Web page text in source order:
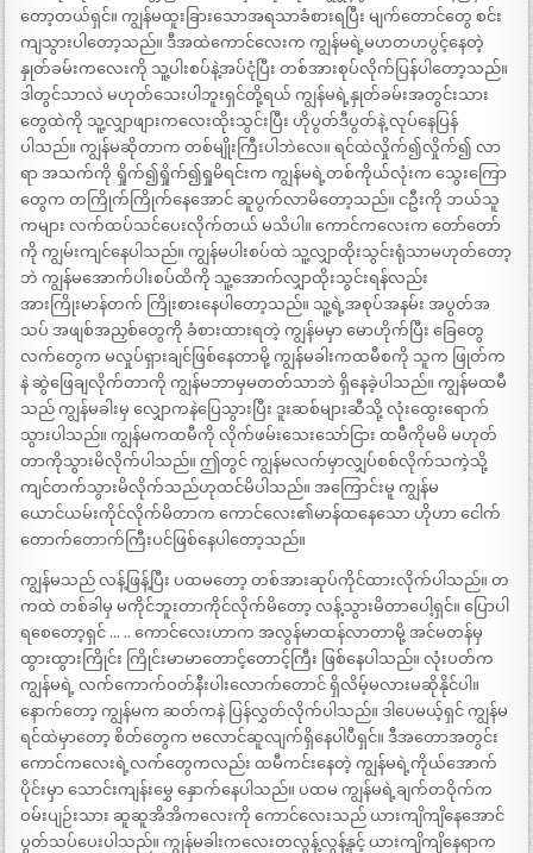
တော့တယ်ရှင်။ ကျွန်မထူးခြားသောအရသာခံစားရပြီး မျက်တောင်တွေ စင်း
ကျသွားပါတော့သည်။ ဒီအထဲကောင်လေးက ကျွန်မရဲ့မဟတဟပွင့်နေတဲ့
နှုတ်ခမ်းကလေးကို သူ့ပါးစပ်နဲ့အပ်ငုံပြီး တစ်အားစုပ်လိုက်ပြန်ပါတော့သည်။
ဒါတွင်သာလဲ မဟုတ်သေးပါဘူးရှင်တို့ရယ် ကျွန်မရဲ့နှုတ်ခမ်းအတွင်းသား
တွေထဲကို သူ့လျှာဖျားကလေးထိုးသွင်းပြီး ဟိုပွတ်ဒီပွတ်နဲ့ လုပ်နေပြန်
ပါသည်။ ကျွန်မဆိုတာက တစ်မျိုးကြီးပါဘဲလေ။ ရင်ထဲလှိုက်၍လှိုက်၍ လာ
ရာ အသက်ကို ရှိုက်၍ရှိုက်၍ရှုမိရင်းက ကျွန်မရဲ့တစ်ကိုယ်လုံးက သွေးကြော
တွေက တကြိုက်ကြိုက်နေအောင် ဆူပွက်လာမိတော့သည်။ ငဦးကို ဘယ်သူ
ကများ လက်ထပ်သင်ပေးလိုက်တယ် မသိပါ။ ကောင်ကလေးက တော်တော်
ကို ကျွမ်းကျင်နေပါသည်။ ကျွန်မပါးစပ်ထဲ သူ့လျှာထိုးသွင်းရုံသာမဟုတ်တော့
ဘဲ ကျွန်မအောက်ပါးစပ်ထိကို သူ့အောက်လျှာထိုးသွင်းရန်လည်း
အားကြိုးမာန်တက် ကြိုးစားနေပါတော့သည်။ သူ့ရဲ့အစုပ်အနမ်း အပွတ်အ
သပ် အဖျစ်အညှစ်တွေကို ခံစားထားရတဲ့ ကျွန်မမှာ မောဟိုက်ပြီး ခြေတွေ
လက်တွေက မလှုပ်ရှားချင်ဖြစ်နေတာမို့ ကျွန်မခါးကထမီစကို သူက ဖြုတ်က
နဲ ဆွဲဖြေချလိုက်တာကို ကျွန်မဘာမှမတတ်သာဘဲ ရှိနေခဲ့ပါသည်။ ကျွန်မထမီ
သည် ကျွန်မခါးမှ လျှောကနဲပြေသွားပြီး ဒူးဆစ်များဆီသို့ လုံးထွေးရောက်
သွားပါသည်။ ကျွန်မကထမီကို လိုက်ဖမ်းသေးသော်ငြား ထမီကိုမမိ မဟုတ်
တာကိုသွားမိလိုက်ပါသည်။ ဤတွင် ကျွန်မလက်မှာလျှပ်စစ်လိုက်သကဲ့သို့
ကျင်တက်သွားမိလိုက်သည်ဟုထင်မိပါသည်။ အကြောင်းမူ ကျွန်မ
ယောင်ယမ်းကိုင်လိုက်မိတာက ကောင်လေး၏မာန်ထနေသော ဟိုဟာ ငေါက်
တောက်တောက်ကြီးပင်ဖြစ်နေပါတော့သည်။
ကျွန်မသည် လန့်ဖြန့်ပြီး ပထမတော့ တစ်အားဆုပ်ကိုင်ထားလိုက်ပါသည်။ တ
ကထဲ တစ်ခါမှ မကိုင်ဘူးတာကိုင်လိုက်မိတော့ လန့်သွားမိတာပေါ့ရှင်။ ပြောပါ
ရစေတော့ရှင် … .. ကောင်လေးဟာက အလွန်မာထန်လာတာမို့ အင်မတန်မှ
ထွားထွားကြိုင်း ကြိုင်းမာမာတောင့်တောင့်ကြီး ဖြစ်နေပါသည်။ လုံးပတ်က
ကျွန်မရဲ့ လက်ကောက်ဝတ်နီးပါးလောက်တောင် ရှိလိမ့်မလားမဆိုနိုင်ပါ။
နောက်တော့ ကျွန်မက ဆတ်ကနဲ ပြန်လွှတ်လိုက်ပါသည်။ ဒါပေမယ့်ရှင် ကျွန်မ
ရင်ထဲမှာတော့ စိတ်တွေက ဗလောင်ဆူလျက်ရှိနေပါပီရှင်။ ဒီအတောအတွင်း
ကောင်ကလေးရဲ့လက်တွေကလည်း ထမီကင်းနေတဲ့ ကျွန်မရဲ့ကိုယ်အောက်
ပိုင်းမှာ သောင်းကျန်းမွှေ နှောက်နေပါသည်။ ပထမ ကျွန်မရဲ့ချက်တဝိုက်က
ဝမ်းပျဉ်းသား ဆူဆူအိအိကလေးကို ကောင်လေးသည် ယားကျိကျိနေအောင်
ပွတ်သပ်ပေးပါသည်။ ကျွန်မခါးကလေးတလွန့်လွန့်နှင့် ယားကျိကျိနေရာက